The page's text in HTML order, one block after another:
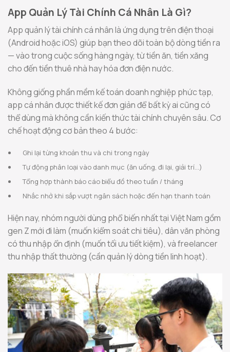
App Quản Lý Tài Chính Cá Nhân Là Gì?
App quản lý tài chính cá nhân là ứng dụng trên điện thoại
(Android hoặc iOS) giúp bạn theo dõi toàn bộ dòng tiền ra
— vào trong cuộc sống hàng ngày, từ tiền ăn, tiền xăng
cho đến tiền thuê nhà hay hóa đơn điện nước.
Không giống phần mềm kế toán doanh nghiệp phức tạp,
app cá nhân được thiết kế đơn giản để bất kỳ ai cũng có
thể dùng mà không cần kiến thức tài chính chuyên sâu. Cơ
chế hoạt động cơ bản theo 4 bước:
Ghi lại từng khoản thu và chi trong ngày
Tự động phân loại vào danh mục (ăn uống, đi lại, giải trí…)
Tổng hợp thành báo cáo biểu đồ theo tuần / tháng
Nhắc nhở khi sắp vượt ngân sách hoặc đến hạn thanh toán
Hiện nay, nhóm người dùng phổ biến nhất tại Việt Nam gồm
gen Z mới đi làm (muốn kiểm soát chi tiêu), dân văn phòng
có thu nhập ổn định (muốn tối ưu tiết kiệm), và freelancer
thu nhập thất thường (cần quản lý dòng tiền linh hoạt).